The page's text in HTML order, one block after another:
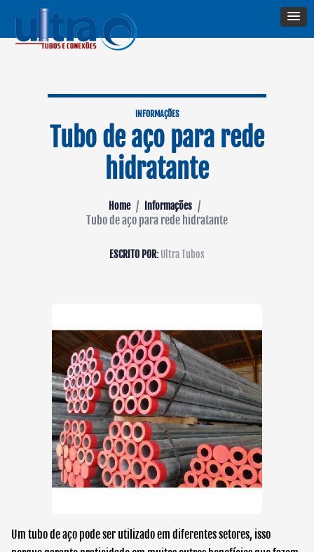
INFORMAÇÕES
Tubo de aço para rede
hidratante
Home / Informações /
Tubo de aço para rede hidratante
ESCRITO POR:Ultra Tubos
Um tubo de aço pode ser utilizado em diferentes setores, isso